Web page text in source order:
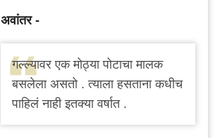
अवांतर -
गल्ल्यावर एक मोठ्या पोटाचा मालक
बसलेला असतो . त्याला हसताना कधीच
पाहिलं नाही इतक्या वर्षात .